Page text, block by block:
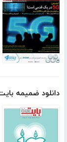
دانلود ضمیمه بایت